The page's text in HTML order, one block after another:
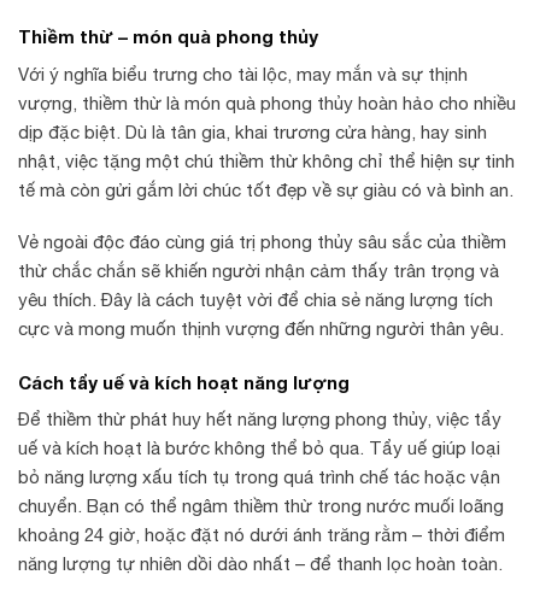
Thiềm thừ – món quà phong thủy
Với ý nghĩa biểu trưng cho tài lộc, may mắn và sự thịnh
vượng, thiềm thừ là món quà phong thủy hoàn hảo cho nhiều
dịp đặc biệt. Dù là tân gia, khai trương cửa hàng, hay sinh
nhật, việc tặng một chú thiềm thừ không chỉ thể hiện sự tinh
tế mà còn gửi gắm lời chúc tốt đẹp về sự giàu có và bình an.
Vẻ ngoài độc đáo cùng giá trị phong thủy sâu sắc của thiềm
thừ chắc chắn sẽ khiến người nhận cảm thấy trân trọng và
yêu thích. Đây là cách tuyệt vời để chia sẻ năng lượng tích
cực và mong muốn thịnh vượng đến những người thân yêu.
Cách tẩy uế và kích hoạt năng lượng
Để thiềm thừ phát huy hết năng lượng phong thủy, việc tẩy
uế và kích hoạt là bước không thể bỏ qua. Tẩy uế giúp loại
bỏ năng lượng xấu tích tụ trong quá trình chế tác hoặc vận
chuyển. Bạn có thể ngâm thiềm thừ trong nước muối loãng
khoảng 24 giờ, hoặc đặt nó dưới ánh trăng rằm – thời điểm
năng lượng tự nhiên dồi dào nhất – để thanh lọc hoàn toàn.